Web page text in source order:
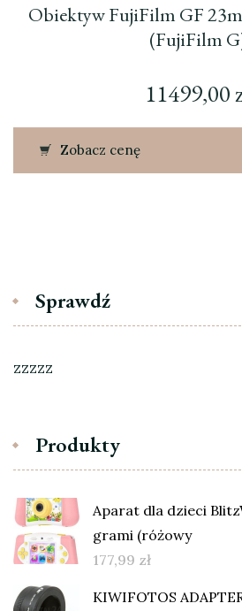
Obiektyw FujiFilm GF
(FujiFilm
11499,00
Zobacz cenę
Sprawdź
zzzzz
Produkty
Aparat dla dzieci
grami (różowy
177,99 zł
KIWIFOTOS